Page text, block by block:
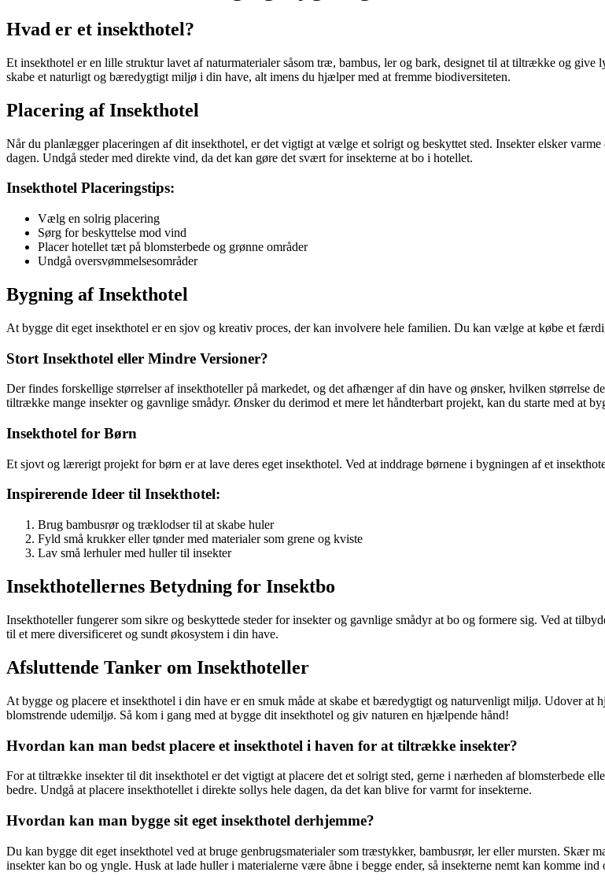
Hvad er et insekthotel?
Et insekthotel er en lille struktur lavet af naturmaterialer såsom træ, bambus, ler og bark, designet til at tiltrække og
skabe et naturligt og bæredygtigt miljø i din have, alt imens du hjælper med at fremme biodiversiteten.
Placering af Insekthotel
Når du planlægger placeringen af dit insekthotel, er det vigtigt at vælge et solrigt og beskyttet sted. Insekter elsker
dagen. Undgå steder med direkte vind, da det kan gøre det svært for insekterne at bo i hotellet.
Insekthotel Placeringstips:
Vælg en solrig placering
Sørg for beskyttelse mod vind
Placer hotellet tæt på blomsterbede og grønne områder
Undgå oversvømmelsesområder
Bygning af Insekthotel
At bygge dit eget insekthotel er en sjov og kreativ proces, der kan involvere hele familien. Du kan vælge at købe et
Stort Insekthotel eller Mindre Versioner?
Der findes forskellige størrelser af insekthoteller på markedet, og det afhænger af din have og ønsker, hvilken størrelse
tiltrække mange insekter og gavnlige smådyr. Ønsker du derimod et mere let håndterbart projekt, kan du starte med at
Insekthotel for Børn
Et sjovt og lærerigt projekt for børn er at lave deres eget insekthotel. Ved at inddrage børnene i bygningen af et
Inspirerende Ideer til Insekthotel:
Brug bambusrør og træklodser til at skabe huler
Fyld små krukker eller tønder med materialer som grene og kviste
Lav små lerhuler med huller til insekter
Insekthotellernes Betydning for Insektbo
Insekthoteller fungerer som sikre og beskyttede steder for insekter og gavnlige smådyr at bo og formere sig. Ved at
til et mere diversificeret og sundt økosystem i din have.
Afsluttende Tanker om Insekthoteller
At bygge og placere et insekthotel i din have er en smuk måde at skabe et bæredygtigt og naturvenligt miljø. Udover
blomstrende udemiljø. Så kom i gang med at bygge dit insekthotel og giv naturen en hjælpende hånd!
Hvordan kan man bedst placere et insekthotel i haven for at tiltrække insekter?
For at tiltrække insekter til dit insekthotel er det vigtigt at placere det et solrigt sted, gerne i nærheden af blomsterbede
bedre. Undgå at placere insekthotellet i direkte sollys hele dagen, da det kan blive for varmt for insekterne.
Hvordan kan man bygge sit eget insekthotel derhjemme?
Du kan bygge dit eget insekthotel ved at bruge genbrugsmaterialer som træstykker, bambusrør, ler eller mursten. Skær
insekter kan bo og yngle. Husk at lade huller i materialerne være åbne i begge ender, så insekterne nemt kan komme ind